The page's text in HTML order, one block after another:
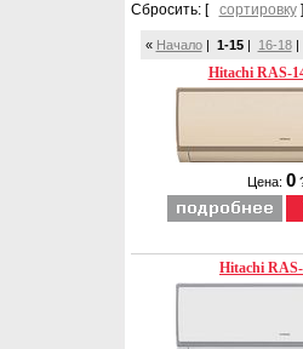
Сбросить: [ сортировку]
« Начало| 1-15| 16-18|
Hitachi RAS-
Цена: 0
Hitachi